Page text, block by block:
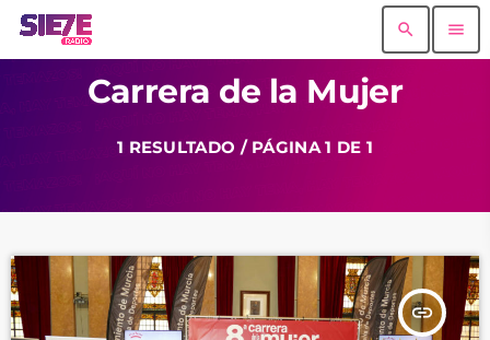
search menu
Carrera de la Mujer
1 RESULTADO / PÁGINA 1 DE 1
insert_link